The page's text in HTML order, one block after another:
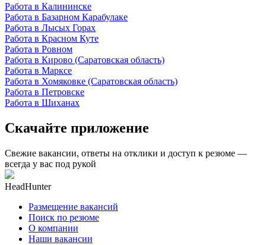
Работа в Калининске
Работа в Базарном Карабулаке
Работа в Лысых Горах
Работа в Красном Куте
Работа в Ровном
Работа в Кирово (Саратовская область)
Работа в Марксе
Работа в Хомяковке (Саратовская область)
Работа в Петровске
Работа в Шиханах
Скачайте приложение
Свежие вакансии, ответы на отклики и доступ к резюме —
всегда у вас под рукой
HeadHunter
Размещение вакансий
Поиск по резюме
О компании
Наши вакансии